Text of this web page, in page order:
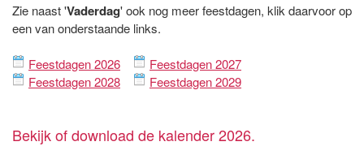
Zie naast 'Vaderdag' ook nog meer feestdagen, klik daarvoor op
een van onderstaande links.
Feestdagen 2026
Feestdagen 2027
Feestdagen 2028
Feestdagen 2029
Bekijk of download de kalender 2026.